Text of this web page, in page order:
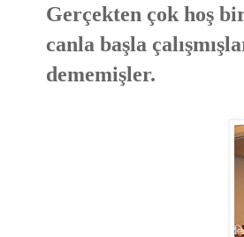
Gerçekten çok hoş
canla başla
dememişler.